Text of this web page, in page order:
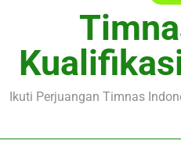
Duel Singapura
Jalalive Aston Villa vs
Streaming Monaco
Ikuti Perjuangan Timnas